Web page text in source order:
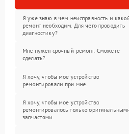
Я уже знаю в чем неисправность и
ремонт необходим. Для чего проводить
диагностику?
Мне нужен срочный ремонт. Сможете
сделать?
Я хочу, чтобы мое устройство
ремонтировали при мне.
Я хочу, чтобы мое устройство
ремонтировалось только
запчастями.